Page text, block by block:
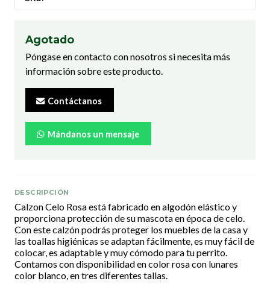
Agotado
Póngase en contacto con nosotros si necesita más
información sobre este producto.
Contáctanos
Mándanos un mensaje
DESCRIPCIÓN
Calzon Celo Rosa está fabricado en algodón elástico y
proporciona protección de su mascota en época de celo.
Con este calzón podrás proteger los muebles de la casa y
las toallas higiénicas se adaptan fácilmente, es muy fácil de
colocar, es adaptable y muy cómodo para tu perrito.
Contamos con disponibilidad en color rosa con lunares
color blanco, en tres diferentes tallas.